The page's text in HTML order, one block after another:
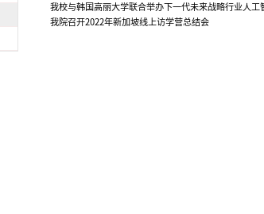
我校与韩国高丽大学联合举办下一代未来战略行业人
我院召开2022年新加坡线上访学营总结会